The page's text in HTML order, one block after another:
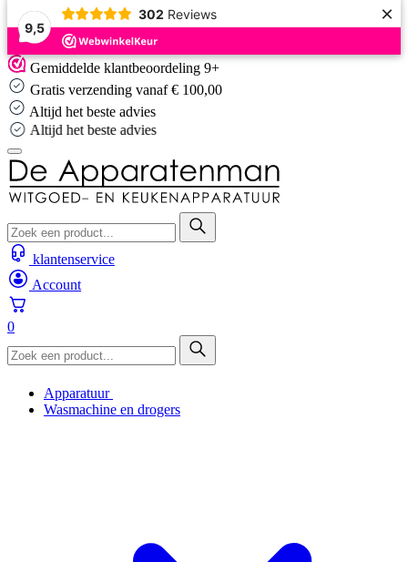
9,5
302 Reviews ×
Skip
to
content
Gemiddelde klantbeoordeling 9+
Gratis verzending vanaf € 100,00
Altijd het beste advies
Altijd het beste advies
klantenservice
Account
0
Apparatuur
Wasmachine en drogers